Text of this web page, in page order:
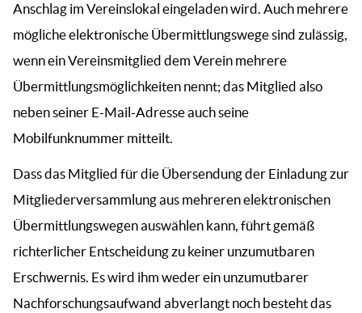
Anschlag im Vereinslokal eingeladen wird. Auch mehrere
mögliche elektronische Übermittlungswege sind zulässig,
wenn ein Vereinsmitglied dem Verein mehrere
Übermittlungsmöglichkeiten nennt; das Mitglied also
neben seiner E-Mail-Adresse auch seine
Mobilfunknummer mitteilt.
Dass das Mitglied für die Übersendung der Einladung zur
Mitgliederversammlung aus mehreren elektronischen
Übermittlungswegen auswählen kann, führt gemäß
richterlicher Entscheidung zu keiner unzumutbaren
Erschwernis. Es wird ihm weder ein unzumutbarer
Nachforschungsaufwand abverlangt noch besteht das